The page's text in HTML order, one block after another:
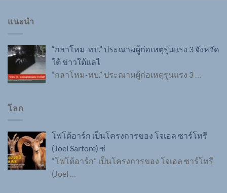
แนะนำ
“กลาโหม-ทบ.” ประณามผู้ก่อเหตุรุนแรง 3 จังหวัด
ใต้ ข่าวใต้แลไ
“กลาโหม-ทบ.” ประณามผู้ก่อเหตุรุนแรง 3
โลก
โฟโต้อาร์ก เป็นโครงการของ โจเอล ซาร์โทรี
(Joel Sartore) ช่
“โฟโต้อาร์ก” เป็นโครงการของ โจเอล ซาร์โทรี
(Joel …